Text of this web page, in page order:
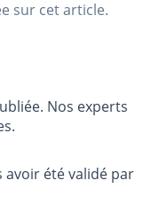
sur cet article.
Nos experts
été validé par